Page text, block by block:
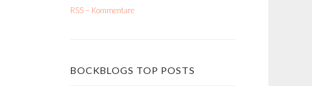
RSS – Kommentare
BOCKBLOGS TOP POSTS